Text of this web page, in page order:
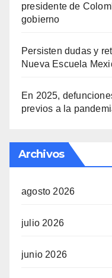
presidente de
gobierno
Persisten dudas y
Nueva Escuela
En 2025,
previos a la
Archivos
agosto 2026
julio 2026
junio 2026